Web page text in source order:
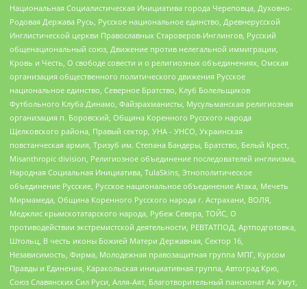
Национальная Социалистическая Инициатива города Череповца, Духовно-
Родовая Держава Русь, Русское национальное единство, Древнерусской
Инглистической церкви Православных Староверов-Инглингов, Русский
общенациональный союз, Движение против нелегальной иммиграции,
Кровь и Честь, О свободе совести и о религиозных объединениях, Омская
организация общественного политического движения Русское
национальное единство, Северное Братство, Клуб Болельщиков
Футбольного Клуба Динамо, Файзрахманисты, Мусульманская религиозная
организация п. Боровский, Община Коренного Русского народа
Щелковского района, Правый сектор, УНА - УНСО, Украинская
повстанческая армия, Тризуб им. Степана Бандеры, Братство, Белый Крест,
Misanthropic division, Религиозное объединение последователей инглиизма,
Народная Социальная Инициатива, TulaSkins, Этнополитическое
объединение Русские, Русское национальное объединение Атака, Мечеть
Мирмамеда, Община Коренного Русского народа г. Астрахани, ВОЛЯ,
Меджлис крымскотатарского народа, Рубеж Севера, ТОЙС, О
противодействии экстремистской деятельности, РЕВТАТПОД, Артподготовка,
Штольц, В честь иконы Божией Матери Державная, Сектор 16,
Независимость, Фирма, Молодежная правозащитная группа МПГ, Курсом
Правды и Единения, Каракольская инициативная группа, Автоград Крю,
Союз Славянских Сил Руси, Алля-Аят, Благотворительный пансионат Ак Умут,